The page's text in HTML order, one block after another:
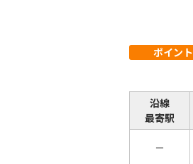
ポイント
沿線
最寄駅
－